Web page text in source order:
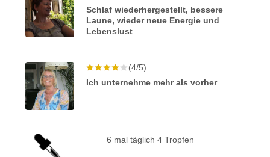
Schlaf wiederhergestellt, bessere
Laune, wieder neue Energie und
Lebenslust
(4/5)
Ich unternehme mehr als vorher
6 mal täglich 4 Tropfen